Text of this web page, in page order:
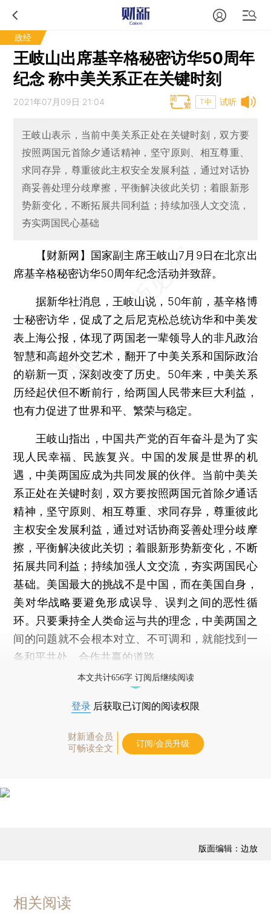
政经
王岐山出席基辛格秘密访华50周年
纪念 称中美关系正在关键时刻
试听
2021年07月09日 21:04 T中
王岐山表示，当前中美关系正处在关键时刻，双方要
按照两国元首除夕通话精神，坚守原则、相互尊重、
求同存异，尊重彼此主权安全发展利益，通过对话协
商妥善处理分歧摩擦，平衡解决彼此关切；着眼新形
势新变化，不断拓展共同利益；持续加强人文交流，
夯实两国民心基础
【财新网】
国家副主席王岐山7月9日在北京出
席基辛格秘密访华50周年纪念活动并致辞。
据新华社消息，王岐山说，50年前，基辛格博
士秘密访华，促成了之后尼克松总统访华和中美发
表上海公报，体现了两国老一辈领导人的非凡政治
智慧和高超外交艺术，翻开了中美关系和国际政治
的崭新一页，深刻改变了历史。50年来，中美关系
历经起伏但不断前行，给两国人民带来巨大利益，
也有力促进了世界和平、繁荣与稳定。
王岐山指出，中国共产党的百年奋斗是为了实
现人民幸福、民族复兴。中国的发展是世界的机
遇，中美两国应成为共同发展的伙伴。当前中美关
系正处在关键时刻，双方要按照两国元首除夕通话
精神，坚守原则、相互尊重、求同存异，尊重彼此
主权安全发展利益，通过对话协商妥善处理分歧摩
擦，平衡解决彼此关切；着眼新形势新变化，不断
拓展共同利益；持续加强人文交流，夯实两国民心
基础。美国最大的挑战不是中国，而在美国自身，
美对华战略要避免形成误导、误判之间的恶性循
环。只要秉持全人类命运与共的理念，中美两国之
间的问题就不会根本对立、不可调和，就能找到一
条和平共处、合作共赢的道路。
本文共计656字 订阅后继续阅读
登录 后获取已订阅的阅读权限
财新通会员
可畅读全文
订阅/会员升级
版面编辑：边放
相关阅读